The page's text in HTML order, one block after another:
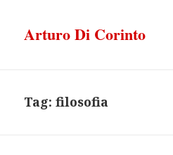
Arturo Di Corinto
Tag:filosofia